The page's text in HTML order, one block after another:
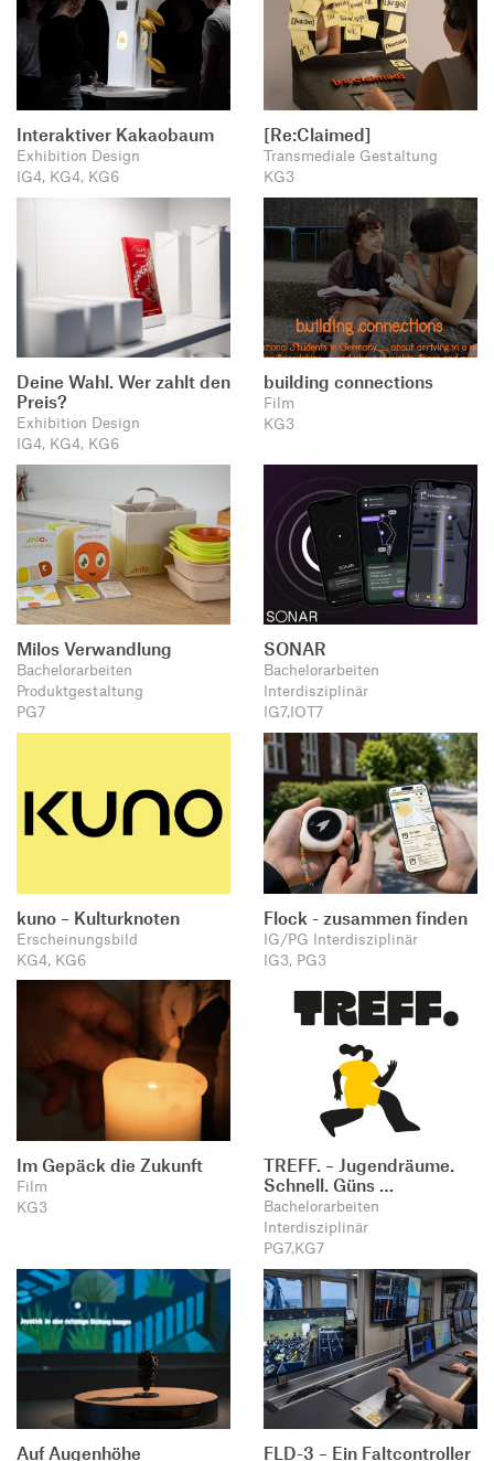
Interaktiver Kakaobaum
Exhibition Design
IG4, KG4, KG6
[Re:Claimed]
Transmediale Gestaltung
KG3
Deine Wahl. Wer zahlt den
Preis?
Exhibition Design
IG4, KG4, KG6
building connections
Film
KG3
Milos Verwandlung
Bachelorarbeiten
Produktgestaltung
PG7
SONAR
Bachelorarbeiten
Interdisziplinär
IG7,IOT7
kuno – Kulturknoten
Erscheinungsbild
KG4, KG6
Flock - zusammen finden
IG/PG Interdisziplinär
IG3, PG3
Im Gepäck die Zukunft
Film
KG3
TREFF. – Jugendräume.
Schnell. Güns …
Bachelorarbeiten
Interdisziplinär
PG7,KG7
Auf Augenhöhe
FLD-3 – Ein Faltcontroller